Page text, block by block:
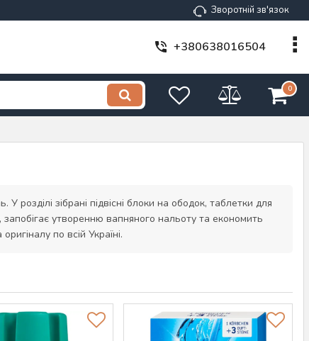
Зворотній зв'язок
+380638016504
0
розділі зібрані підвісні блоки на ободок, таблетки для
утворенню вапняного нальоту та економить
по всій Україні.